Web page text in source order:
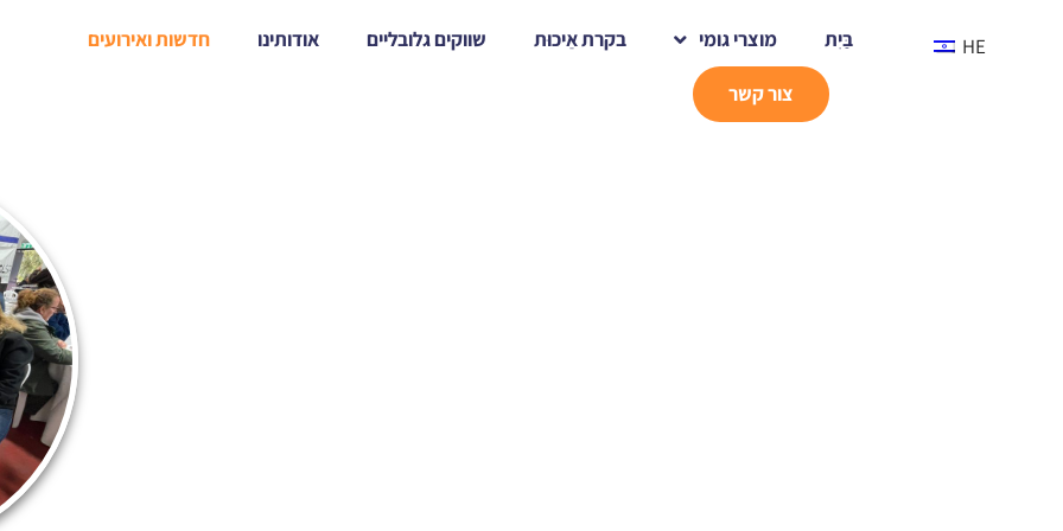
בַּיִת מוצרי גומי בקרת אֵיכוּת שווקים גלובליים אודותינו חדשות ואירועים
צור קשר
HE